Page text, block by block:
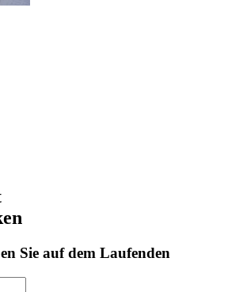
Sie auf dem Laufenden